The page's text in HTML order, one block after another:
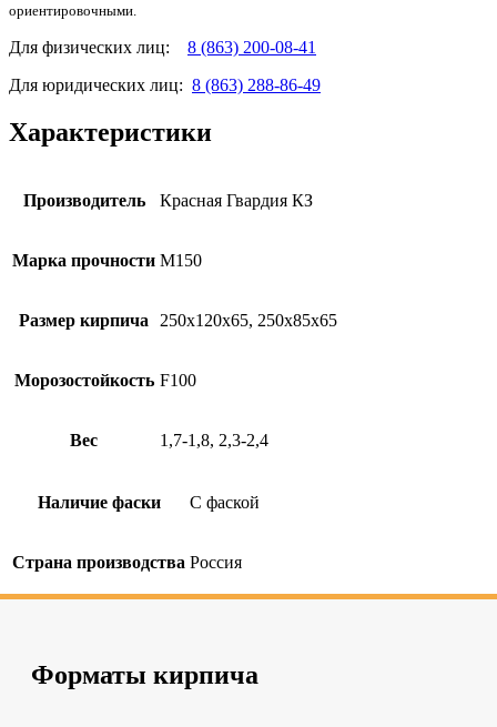
ориентировочными.
Для физических лиц: 8 (863) 200-08-41
Для юридических лиц: 8 (863) 288-86-49
Характеристики
Производитель Красная Гвардия КЗ
Марка прочности М150
Размер кирпича 250х120х65, 250х85х65
Морозостойкость F100
Вес 1,7-1,8, 2,3-2,4
Наличие фаски С фаской
Страна производства Россия
Форматы кирпича